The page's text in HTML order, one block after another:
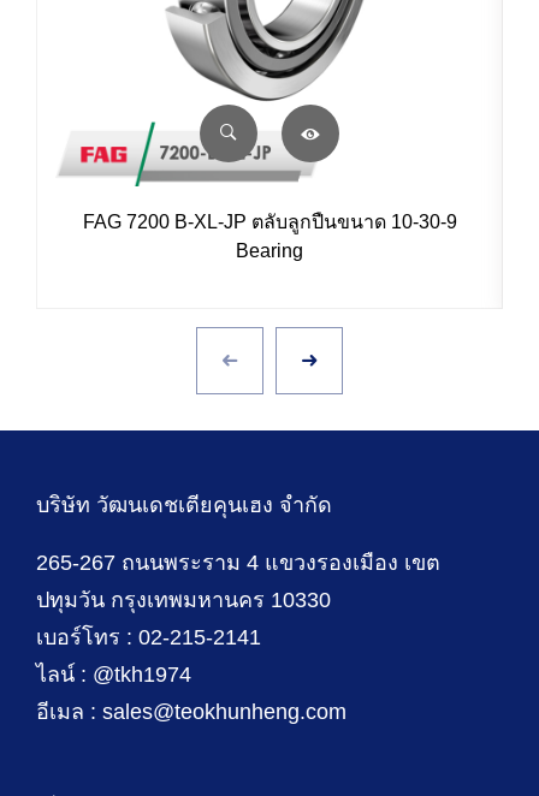
FAG 7200 B-XL-JP ตลับลูกปืนขนาด 10-30-9
Bearing
บริษัท วัฒนเดชเตียคุนเฮง จำกัด
265-267 ถนนพระราม 4 แขวงรองเมือง เขต
ปทุมวัน กรุงเทพมหานคร 10330
เบอร์โทร : 02-215-2141
ไลน์ : @tkh1974
อีเมล : sales@teokhunheng.com